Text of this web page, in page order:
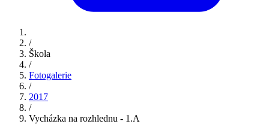
/
Škola
/
Fotogalerie
/
2017
/
Vycházka na rozhlednu - 1.A